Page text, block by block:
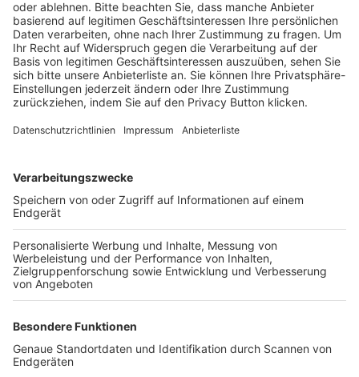
BFV-Geschäftsstellen
Trainerbörse
Login SpielPlus
FOLGE DEM BFV
TOP-VEREINE
TOP-PARTNER